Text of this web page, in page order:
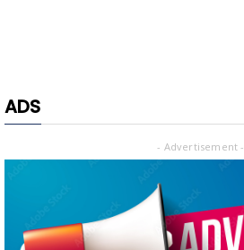
ADS
- Advertisement -